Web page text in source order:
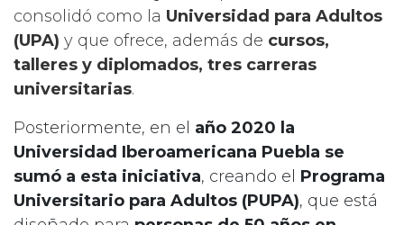
consolidó como la Universidad para Adultos
(UPA) y que ofrece, además de cursos,
talleres y diplomados, tres carreras
universitarias.
Posteriormente, en el año 2020 la
Universidad Iberoamericana Puebla se
sumó a esta iniciativa, creando el Programa
Universitario para Adultos (PUPA), que está